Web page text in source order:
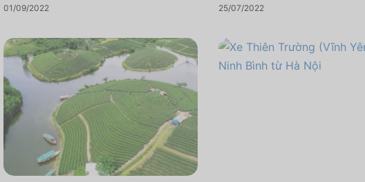
01/09/2022 25/07/2022